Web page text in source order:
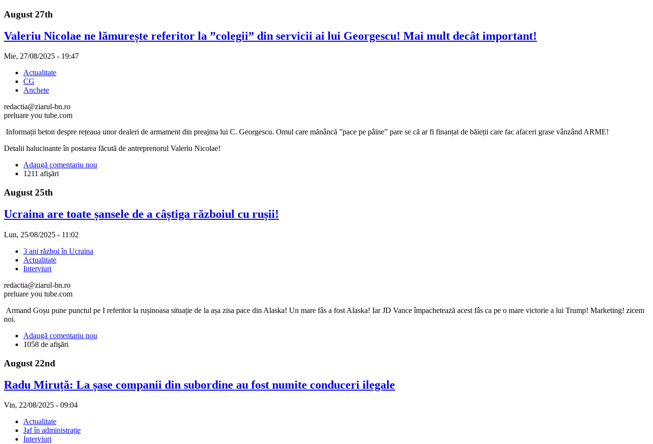
August 27th
Valeriu Nicolae ne lămurește referitor la ”colegii” din servicii ai lui Georgescu! Mai mult decât important!
Mie, 27/08/2025 - 19:47
Actualitate
CG
Anchete
redactia@ziarul-bn.ro
preluare you tube.com
Informații beton despre rețeaua unor dealeri de armament din preajma lui C. Georgescu. Omul care mănâncă ”pace pe pâine” pare se că ar fi finanțat de băieții care fac afaceri grase vânzând ARME!
Detalii halucinante în postarea făcută de antreprenorul Valeriu Nicolae!
Adaugă comentariu nou
1211 afişări
August 25th
Ucraina are toate șansele de a câștiga războiul cu rușii!
Lun, 25/08/2025 - 11:02
3 ani război în Ucraina
Actualitate
Interviuri
redactia@ziarul-bn.ro
preluare you tube.com
Armand Goșu pune punctul pe I referitor la rușinoasa situație de la așa zisa pace din Alaska! Un mare fâs a fost Alaska! Iar JD Vance împachetează acest fâs ca pe o mare victorie a lui Trump! Marketing! zicem
noi.
Adaugă comentariu nou
1058 de afişări
August 22nd
Radu Miruță: La șase companii din subordine au fost numite conduceri ilegale
Vin, 22/08/2025 - 09:04
Actualitate
Jaf în administrație
Interviuri